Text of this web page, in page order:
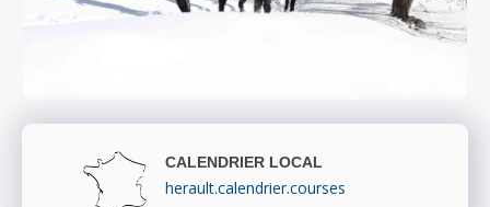
CALENDRIER LOCAL
herault.calendrier.courses